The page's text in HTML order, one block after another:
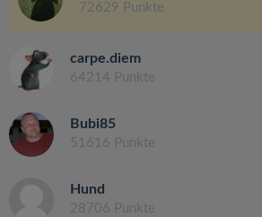
72629 Punkte
carpe.diem
64214 Punkte
Bubi85
51616 Punkte
Hund
28706 Punkte